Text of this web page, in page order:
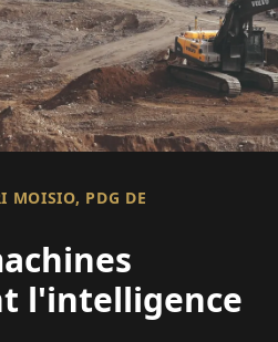
MOISIO, PDG DE
l'intelligence